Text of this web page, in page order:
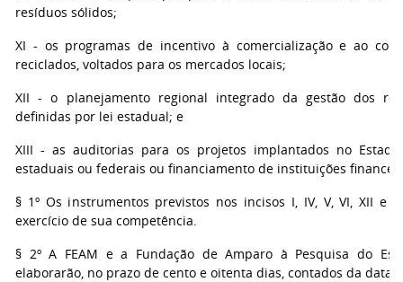
resíduos sólidos;
XI - os programas de incentivo à comercialização e ao
reciclados, voltados para os mercados locais;
XII - o planejamento regional integrado da gestão dos
definidas por lei estadual; e
XIII - as auditorias para os projetos implantados no
estaduais ou federais ou financiamento de instituições
§ 1º Os instrumentos previstos nos incisos I, IV, V, VI, XII e
exercício de sua competência.
§ 2º A FEAM e a Fundação de Amparo à Pesquisa do
elaborarão, no prazo de cento e oitenta dias, contados da data